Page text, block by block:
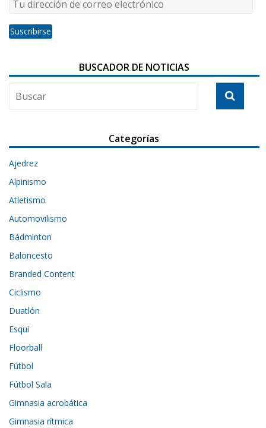
BUSCADOR DE NOTICIAS
Categorías
Ajedrez
Alpinismo
Atletismo
Automovilismo
Bádminton
Baloncesto
Branded Content
Ciclismo
Duatlón
Esquí
Floorball
Fútbol
Fútbol Sala
Gimnasia acrobática
Gimnasia rítmica